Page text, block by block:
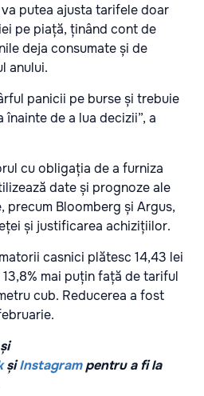
putea ajusta tarifele doar
pe piață, ținând cont de
deja consumate și de
anului.
panicii pe burse și trebuie
de a lua decizii”, a
cu obligația de a furniza
date și prognoze ale
Bloomberg și Argus,
și justificarea achizițiilor.
casnici plătesc 14,43 lei
mai puțin față de tariful
cub. Reducerea a fost
șiInstagrampentru a fi la